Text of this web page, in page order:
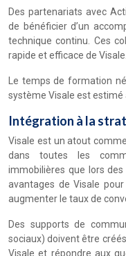
Des partenariats avec
de bénéficier d’un
technique continu. Ces
rapide et efficace de Visale.
Le temps de formation
système Visale est estimé
Intégration à la
Visale est un atout
dans toutes les
immobilières que lors
avantages de Visale
augmenter le taux de
Des supports de
sociaux) doivent être
Visale et répondre aux